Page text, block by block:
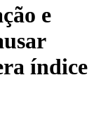
e
índice